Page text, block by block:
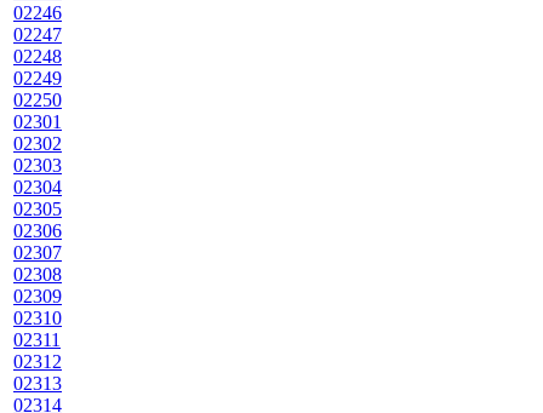
02246
02247
02248
02249
02250
02301
02302
02303
02304
02305
02306
02307
02308
02309
02310
02311
02312
02313
02314